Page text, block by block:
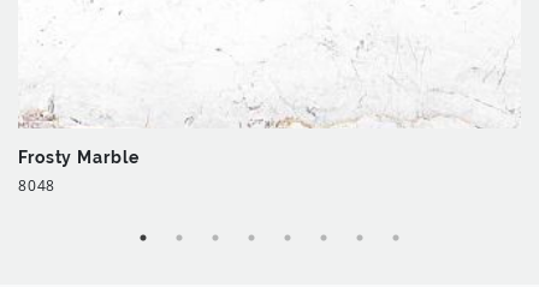
Frosty Marble
8048